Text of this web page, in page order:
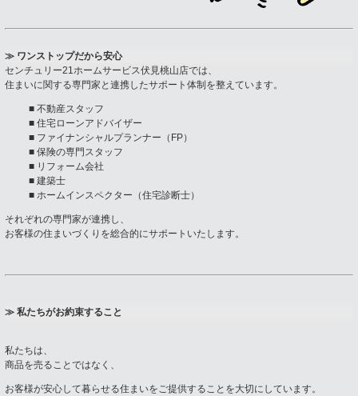
≫ ワンストップだから安心
センチュリー21ホームサービス伏見桃山店では、
住まいに関する専門家と連携したサポート体制を整えています。
■ 不動産スタッフ
■ 住宅ローンアドバイザー
■ ファイナンシャルプランナー（FP）
■ 保険の専門スタッフ
■ リフォーム会社
■ 建築士
■ ホームインスペクター（住宅診断士）
それぞれの専門家が連携し、
お客様の住まいづくりを総合的にサポートいたします。
≫ 私たちがお約束すること
私たちは、
商品を売ることではなく、
お客様が安心して暮らせる住まいをご提供することを大切にしています。